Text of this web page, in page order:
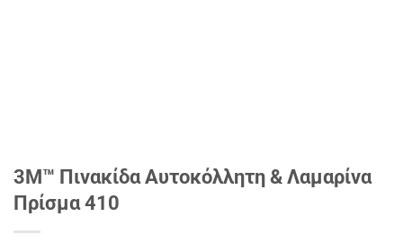
3Μ™ Πινακίδα Αυτοκόλλητη & Λαμαρίνα
Πρίσμα 410